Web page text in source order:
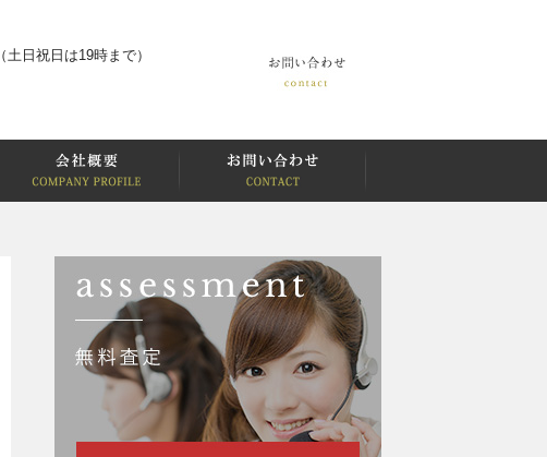
（土日祝日は19時まで）